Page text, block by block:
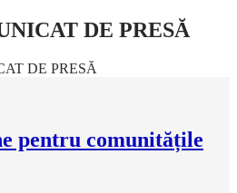
DE PRESĂ
DE PRESĂ
pentru comunitățile